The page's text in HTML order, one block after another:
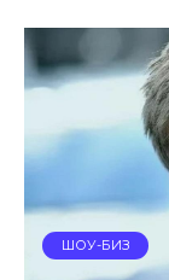
ШОУ-БИЗ